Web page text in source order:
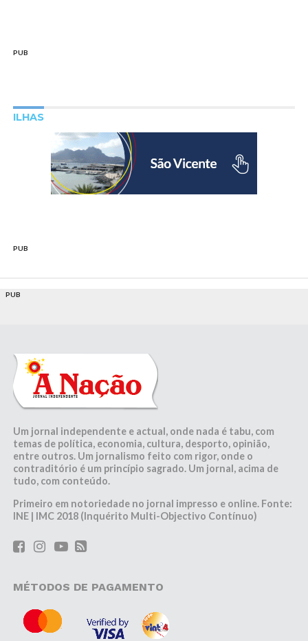
PUB
ILHAS
PUB
PUB
Um jornal independente e actual, onde nada é tabu, com
temas de política, economia, cultura, desporto, opinião,
entre outros. Um jornalismo feito com rigor, onde o
contraditório é um princípio sagrado. Um jornal, acima de
tudo, com conteúdo.
Primeiro em notoriedade no jornal impresso e online. Fonte:
INE | IMC 2018 (Inquérito Multi-Objectivo Contínuo)
MÉTODOS DE PAGAMENTO